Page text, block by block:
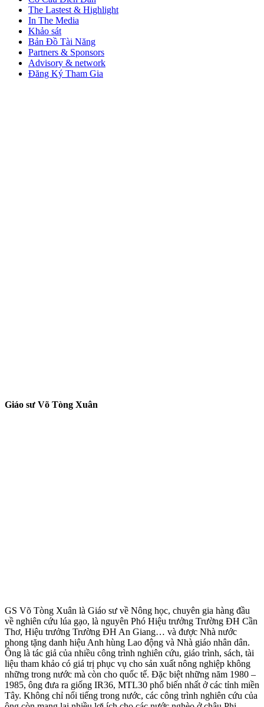
The Lastest & Highlight
In The Media
Khảo sát
Bản Đồ Tài Năng
Partners & Sponsors
Advisory & network
Đăng Ký Tham Gia
Giáo sư Võ Tòng Xuân
GS Võ Tòng Xuân là Giáo sư về Nông học, chuyên gia hàng đầu
về nghiên cứu lúa gạo, là nguyên Phó Hiệu trưởng Trường ĐH Cần
Thơ, Hiệu trưởng Trường ĐH An Giang… và được Nhà nước
phong tặng danh hiệu Anh hùng Lao động và Nhà giáo nhân dân.
Ông là tác giả của nhiều công trình nghiên cứu, giáo trình, sách, tài
liệu tham khảo có giá trị phục vụ cho sản xuất nông nghiệp không
những trong nước mà còn cho quốc tế. Đặc biệt những năm 1980 –
1985, ông đưa ra giống IR36, MTL30 phổ biến nhất ở các tỉnh miền
Tây. Không chỉ nổi tiếng trong nước, các công trình nghiên cứu của